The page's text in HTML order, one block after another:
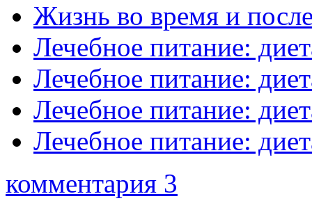
Жизнь во время и
Лечебное питание:
Лечебное питание:
Лечебное питание:
Лечебное питание:
комментария 3